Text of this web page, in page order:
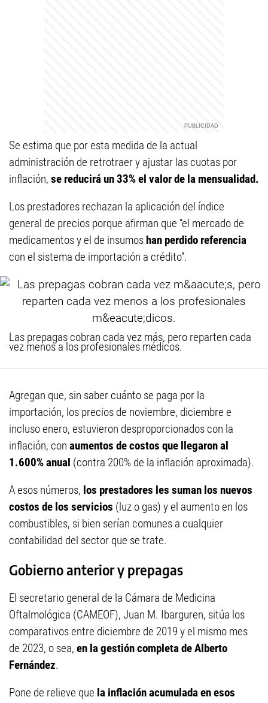
Se estima que por esta medida de la actual
administración de retrotraer y ajustar las cuotas por
inflación, se reducirá un 33% el valor de la mensualidad.
Los prestadores rechazan la aplicación del índice
general de precios porque afirman que “el mercado de
medicamentos y el de insumoshan perdido referencia
con el sistema de importación a crédito”.
Las prepagas cobran cada vez más, pero reparten cada
vez menos a los profesionales médicos.
Agregan que, sin saber cuánto se paga por la
importación, los precios de noviembre, diciembre e
incluso enero, estuvieron desproporcionados con la
inflación, con aumentos de costos que llegaron al
1.600% anual (contra 200% de la inflación aproximada).
A esos números, los prestadores les suman los nuevos
costos de los servicios (luz o gas) y el aumento en los
combustibles, si bien serían comunes a cualquier
contabilidad del sector que se trate.
Gobierno anterior y prepagas
El secretario general de la Cámara de Medicina
Oftalmológica (CAMEOF), Juan M. Ibarguren, sitúa los
comparativos entre diciembre de 2019 y el mismo mes
de 2023, o sea, en la gestión completa de Alberto
Fernández.
Pone de relieve que la inflación acumulada en esos